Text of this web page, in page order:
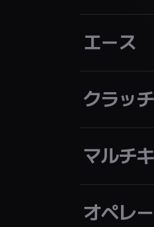
エース
クラッチ
マルチ
オペレ